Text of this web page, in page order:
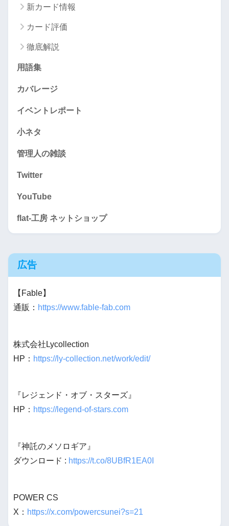
新カード情報
カード評価
徹底解説
用語集
カバレージ
イベントレポート
小ネタ
管理人の雑談
Twitter
YouTube
flat-工房 ネットショップ
広告
【Fable】
通販： https://www.fable-fab.com
株式会社Lycollection
HP： https://ly-collection.net/work/edit/
『レジェンド・オブ・スターズ』
HP： https://legend-of-stars.com
『神託のメソロギア』
ダウンロード : https://t.co/8UBfR1EA0I
POWER CS
X： https://x.com/powercsunei?s=21